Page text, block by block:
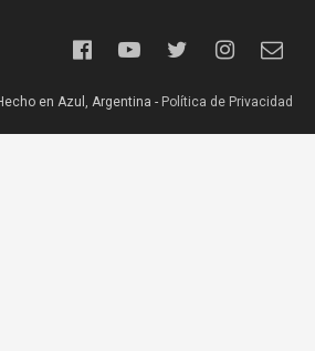
en Azul, Argentina - Política de Privacidad